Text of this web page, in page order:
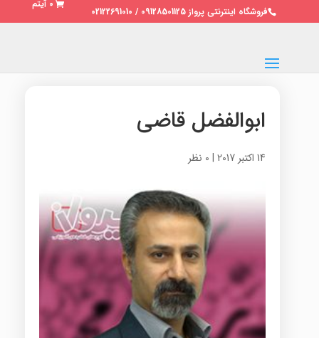
فروشگاه اینترنتی پرواز 09128501125 / 02122691010
0 آیتم
ابوالفضل قاضی
14 اکتبر 2017 | 0 نظر